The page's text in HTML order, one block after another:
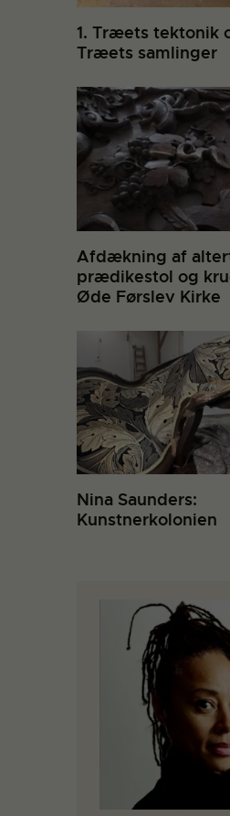
1. Træets tektonik
Træets samlinger
Afdækning af
prædikestol og
Øde Førslev Kirke
Nina Saunders:
Kunstnerkolonien